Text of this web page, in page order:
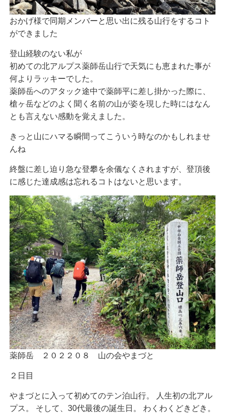
おかげ様で同期メンバーと思い出に残る山行をするコト
ができました
登山経験のない私が
初めての北アルプス薬師岳山行で天気にも恵まれた事が
何よりラッキーでした。
薬師岳へのアタック途中で薬師平に差し掛かった際に、
槍ヶ岳などのよく聞く名前の山が姿を現した時にはなん
とも言えない感動を覚えました。
きっと山にハマる瞬間ってこういう時なのかもしれませ
んね
終盤に差し迫り急な登攀を余儀なくされますが、登頂後
に感じた達成感は忘れるコトはないと思います。
薬師岳 ２０２２０８ 山の会やまづと
２日目
やまづとに入って初めてのテン泊山行。 人生初の北アル
プス。 そして、30代最後の誕生日。 わくわくどきどき。